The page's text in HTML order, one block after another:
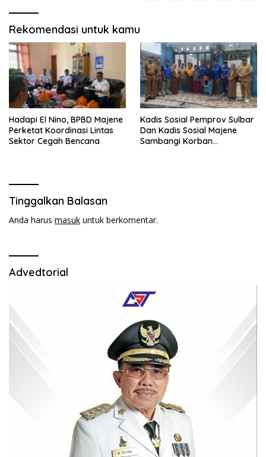
Rekomendasi untuk kamu
Hadapi El Nino, BPBD Majene
Perketat Koordinasi Lintas
Sektor Cegah Bencana
Kadis Sosial Pemprov Sulbar
Dan Kadis Sosial Majene
Sambangi Korban
Tinggalkan Balasan
Anda harus masuk untuk berkomentar.
Advedtorial